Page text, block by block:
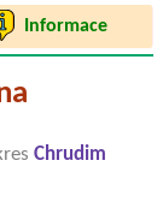
Informace
Chrudim